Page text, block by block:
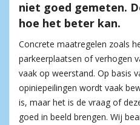
niet goed gemeten.
hoe het beter kan.
Concrete maatregelen zoals
parkeerplaatsen of verhogen
vaak op weerstand. Op basis
opiniepeilingen wordt vaak
is, maar het is de vraag of
goed in beeld brengen. Wij